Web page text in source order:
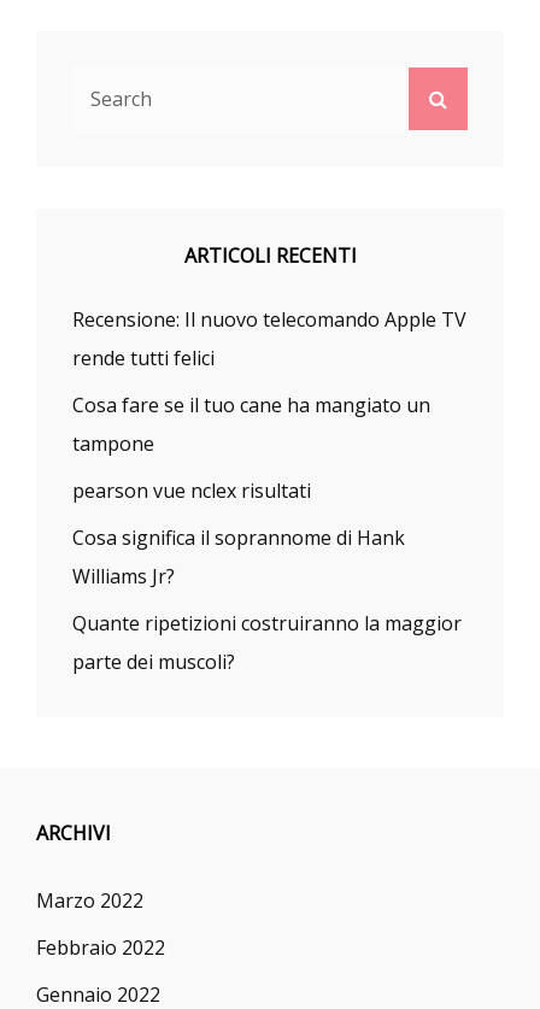
ARTICOLI RECENTI
Recensione: Il nuovo telecomando Apple TV
rende tutti felici
Cosa fare se il tuo cane ha mangiato un
tampone
pearson vue nclex risultati
Cosa significa il soprannome di Hank
Williams Jr?
Quante ripetizioni costruiranno la maggior
parte dei muscoli?
ARCHIVI
Marzo 2022
Febbraio 2022
Gennaio 2022